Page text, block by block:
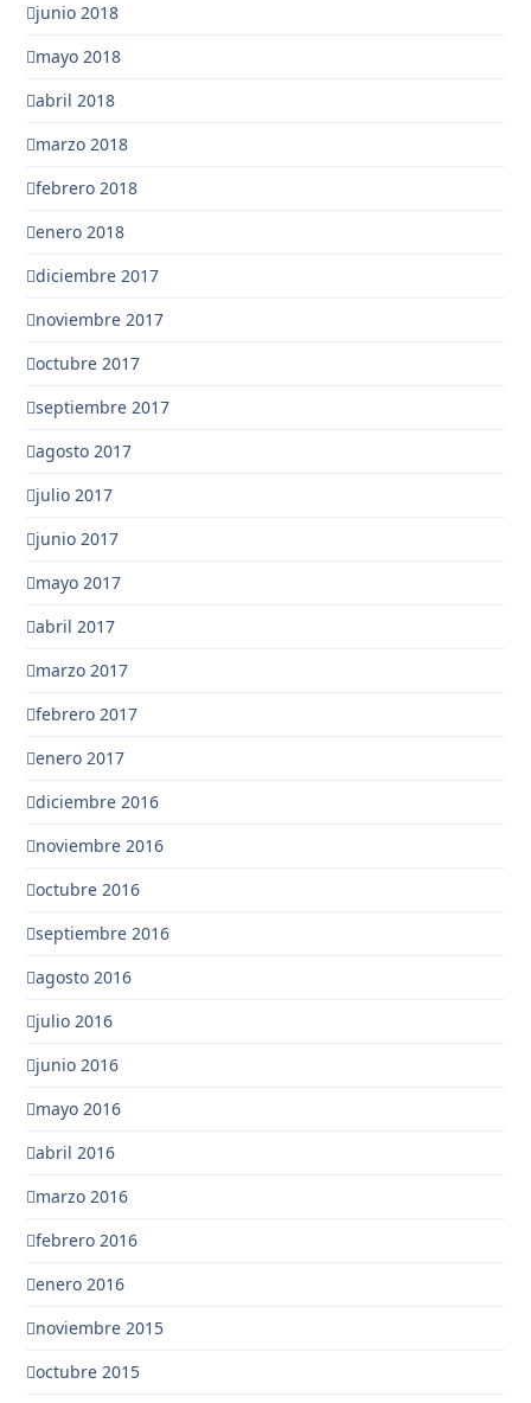
junio 2018
mayo 2018
abril 2018
marzo 2018
febrero 2018
enero 2018
diciembre 2017
noviembre 2017
octubre 2017
septiembre 2017
agosto 2017
julio 2017
junio 2017
mayo 2017
abril 2017
marzo 2017
febrero 2017
enero 2017
diciembre 2016
noviembre 2016
octubre 2016
septiembre 2016
agosto 2016
julio 2016
junio 2016
mayo 2016
abril 2016
marzo 2016
febrero 2016
enero 2016
noviembre 2015
octubre 2015